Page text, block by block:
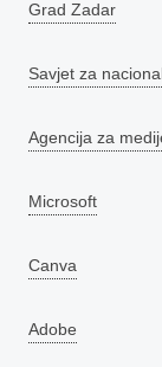
Grad Zadar
Savjet za
Agencija za
Microsoft
Canva
Adobe